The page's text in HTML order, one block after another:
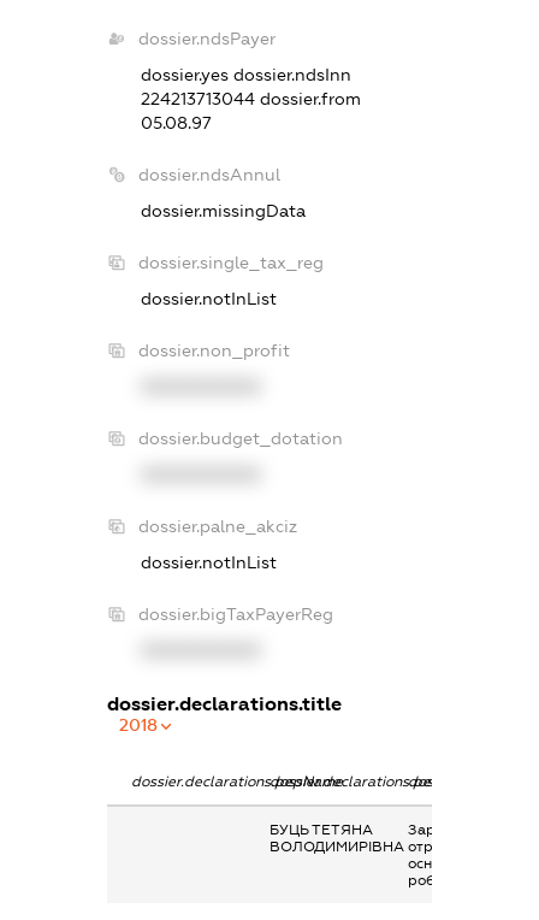
dossier.ndsPayer
dossier.yes dossier.ndsInn
224213713044 dossier.from
05.08.97
dossier.ndsAnnul
dossier.missingData
dossier.single_tax_reg
dossier.notInList
dossier.non_profit
dossier.budget_dotation
dossier.palne_akciz
dossier.notInList
dossier.bigTaxPayerReg
dossier.declarations.title
2018
dossier.declarations.pepNamedossier.declarations.personName
БУЦЬ ТЕТЯНА
ВОЛОДИМИРІВНА
Заробітна плата
отримана за
основним місцем
роботи